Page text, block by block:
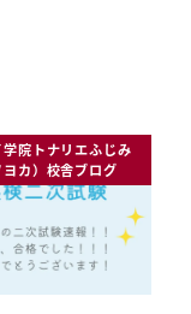
院トナリエふじみ
カ）校舎ブログ